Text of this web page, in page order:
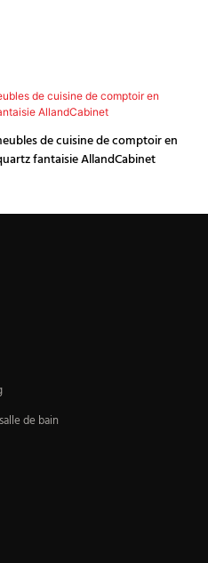
de cuisine de comptoir en
fantaisie AllandCabinet
de bain